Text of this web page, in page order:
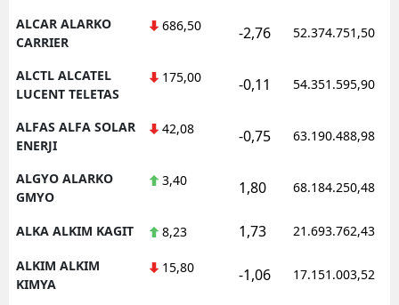
ALCAR ALARKO
CARRIER
686,50 -2,76 52.374.751,50
ALCTL ALCATEL
LUCENT TELETAS
175,00 -0,11 54.351.595,90
ALFAS ALFA SOLAR
ENERJI
42,08 -0,75 63.190.488,98
ALGYO ALARKO
GMYO
3,40 1,80 68.184.250,48
ALKA ALKIM KAGIT 8,23 1,73 21.693.762,43
ALKIM ALKIM
KIMYA
15,80 -1,06 17.151.003,52